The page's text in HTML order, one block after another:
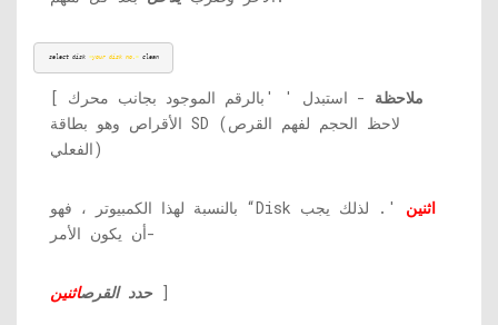
select disk <your disk no. > clean
[ ملاحظة - استبدل '
'بالرقم الموجود بجانب محرك
الأقراص وهو بطاقة SD (لاحظ الحجم لفهم القرص
الفعلي)
بالنسبة لهذا الكمبيوتر ، فهو “Disk اثنين '. لذلك يجب
أن يكون الأمر-
حدد القرصاثنين ]